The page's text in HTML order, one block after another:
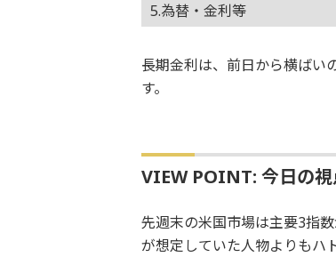
5.為替・金利等
長期金利は、前日から横ばい
す。
VIEW POINT: 今日の視
先週末の米国市場は主要3指
が想定していた人物よりもハ